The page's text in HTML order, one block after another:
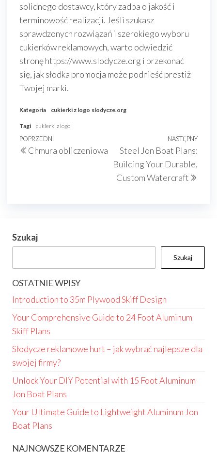
solidnego dostawcy, który zadba o jakość i
terminowość realizacji. Jeśli szukasz
sprawdzonych rozwiązań i szerokiego wyboru
cukierków reklamowych, warto odwiedzić
stronę https://www.slodycze.org i przekonać
się, jak słodka promocja może podnieść prestiż
Twojej marki.
Kategoria cukierki z logo slodycze.org
Tagi cukierki z logo
Nawigacja
wpisu
Poprzedni
wpis
POPRZEDNI
Chmura obliczeniowa
NASTĘPNY
Steel Jon Boat Plans:
Building Your Durable,
Custom Watercraft
Szukaj
Szukaj
OSTATNIE WPISY
Introduction to 35m Plywood Skiff Design
Your Comprehensive Guide to 24 Foot Aluminum
Skiff Plans
Słodycze reklamowe hurt – jak wybrać najlepsze dla
swojej firmy?
Unlock Your DIY Potential with 15 Foot Aluminum
Jon Boat Plans
Your Ultimate Guide to Lightweight Aluminum Jon
Boat Plans
NAJNOWSZE KOMENTARZE